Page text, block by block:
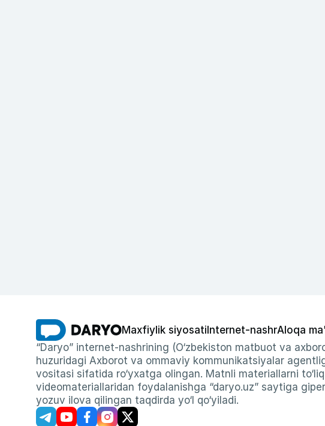
Maxfiylik siyosati Internet-nashrAloqa
“Daryo” internet-nashrining (O‘zbekiston matbuot va
huzuridagi Axborot va ommaviy kommunikatsiyalar
vositasi sifatida ro‘yxatga olingan. Matnli materiallarni
videomateriallaridan foydalanishga “daryo.uz” saytiga
yozuv ilova qilingan taqdirda yo‘l qo‘yiladi.